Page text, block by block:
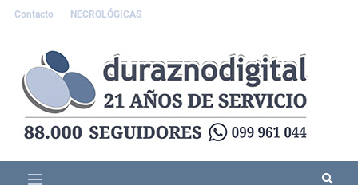
Contacto NECROLÓGICAS